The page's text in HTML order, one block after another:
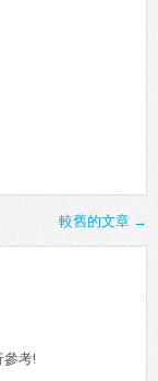
較舊的文章 →
考!